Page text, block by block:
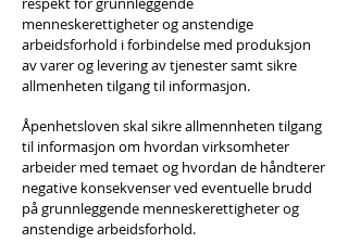
menneskerettigheter og anstendige
arbeidsforhold i forbindelse med produksjon
av varer og levering av tjenester samt sikre
allmenheten tilgang til informasjon.
Åpenhetsloven skal sikre allmennheten tilgang
til informasjon om hvordan virksomheter
arbeider med temaet og hvordan de håndterer
negative konsekvenser ved eventuelle brudd
på grunnleggende menneskerettigheter og
anstendige arbeidsforhold.